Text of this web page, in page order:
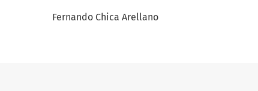
Fernando Chica Arellano